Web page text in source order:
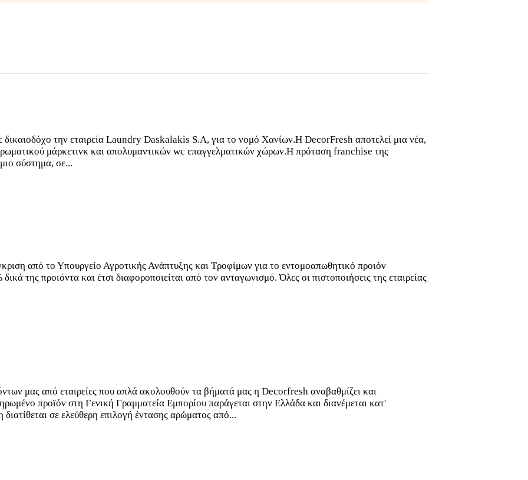
την εταιρεία Laundry Daskalakis S.A, για το νομό Χανίων.H DecorFresh αποτελεί μια νέα,
μάρκετινκ και απολυμαντικών wc επαγγελματικών χώρων.Η πρόταση franchise της
σύστημα, σε...
από το Υπουργείο Αγροτικής Ανάπτυξης και Τροφίμων για το εντομοαπωθητικό προιόν
της προιόντα και έτσι διαφοροποιείται από τον ανταγωνισμό. Όλες οι πιστοποιήσεις της εταιρείας
μας από εταιρείες που απλά ακολουθούν τα βήματά μας η Decorfresh αναβαθμίζει και
προϊόν στη Γενική Γραμματεία Εμπορίου παράγεται στην Ελλάδα και διανέμεται κατ'
σε ελεύθερη επιλογή έντασης αρώματος από...